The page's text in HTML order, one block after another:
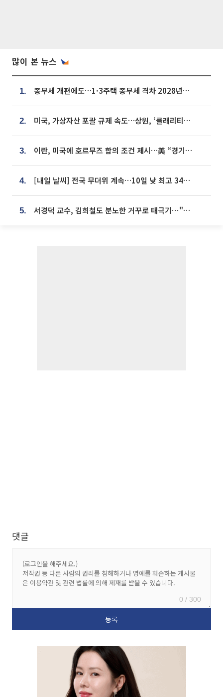
많이 본 뉴스
1. 종부세 개편에도…1·3주택 종부세 격차 2028년부터 확대
2. 미국, 가상자산 포괄 규제 속도…상원, ‘클래리티법’ 9월 절차투표 추진
3. 이란, 미국에 호르무즈 합의 조건 제시…美 “경기 아직 안 끝나” [종합]
4. [내일 날씨] 전국 무더위 계속…10일 낮 최고 34도 육박
5. 서경덕 교수, 김희철도 분노한 거꾸로 태극기⋯"엉터리는 아냐, 아쉬울 뿐"
댓글
0 / 300